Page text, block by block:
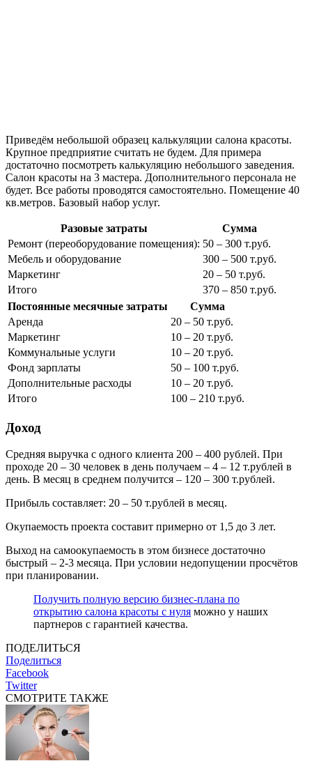
Приведём небольшой образец калькуляции салона красоты.
Крупное предприятие считать не будем. Для примера
достаточно посмотреть калькуляцию небольшого заведения.
Салон красоты на 3 мастера. Дополнительного персонала не
будет. Все работы проводятся самостоятельно. Помещение 40
кв.метров. Базовый набор услуг.
Разовые затраты
Сумма
Ремонт (переоборудование помещения): 50 – 300 т.руб.
Мебель и оборудование
300 – 500 т.руб.
Маркетинг
20 – 50 т.руб.
Итого
370 – 850 т.руб.
Постоянные месячные затраты
Сумма
Аренда
20 – 50 т.руб.
Маркетинг
10 – 20 т.руб.
Коммунальные услуги
10 – 20 т.руб.
Фонд зарплаты
50 – 100 т.руб.
Дополнительные расходы
10 – 20 т.руб.
Итого
100 – 210 т.руб.
Доход
Средняя выручка с одного клиента 200 – 400 рублей. При
проходе 20 – 30 человек в день получаем – 4 – 12 т.рублей в
день. В месяц в среднем получится – 120 – 300 т.рублей.
Прибыль составляет: 20 – 50 т.рублей в месяц.
Окупаемость проекта составит примерно от 1,5 до 3 лет.
Выход на самоокупаемость в этом бизнесе достаточно
быстрый – 2-3 месяца. При условии недопущении просчётов
при планировании.
Получить полную версию бизнес-плана по
открытию салона красоты с нуля можно у наших
партнеров с гарантией качества.
ПОДЕЛИТЬСЯ
Поделиться
Facebook
Twitter
СМОТРИТЕ ТАКЖЕ